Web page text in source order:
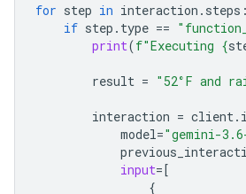
for step in interaction . steps :
if step . type ==
print(f"Executing {
result = "52°F and
interaction = client.
model="gemini-
input=[
{